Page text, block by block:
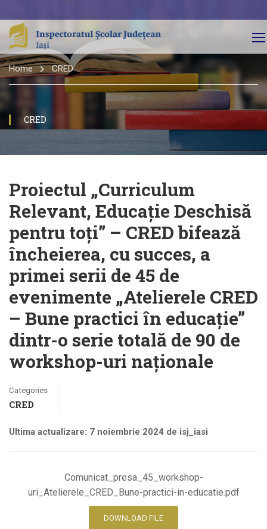
Home CRED
CRED
Proiectul „Curriculum
Relevant, Educație Deschisă
pentru toți” – CRED bifează
încheierea, cu succes, a
primei serii de 45 de
evenimente „Atelierele CRED
– Bune practici în educație”
dintr-o serie totală de 90 de
workshop-uri naționale
Categories
CRED
Ultima actualizare: 7 noiembrie 2024 de isj_iasi
Comunicat_presa_45_workshop-
uri_Atelierele_CRED_Bune-practici-in-educatie.pdf
DOWNLOAD FILE